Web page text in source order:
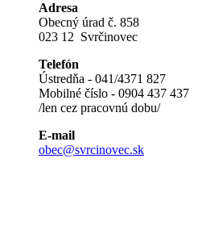
Adresa
Obecný úrad č. 858
023 12 Svrčinovec
Telefón
Ústredňa - 041/4371 827
Mobilné číslo - 0904 437 437
/len cez pracovnú dobu/
E-mail
obec@svrcinovec.sk